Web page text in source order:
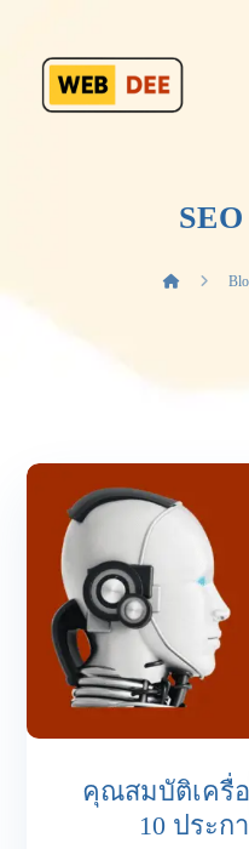
คุณสมบัติเครื่อ
10 ประ